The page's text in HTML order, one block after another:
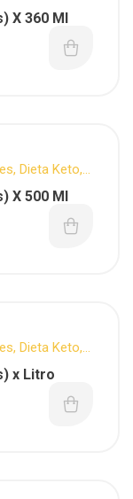
X 360 Ml
, Dieta Keto,
X 500 Ml
, Dieta Keto,
x Litro